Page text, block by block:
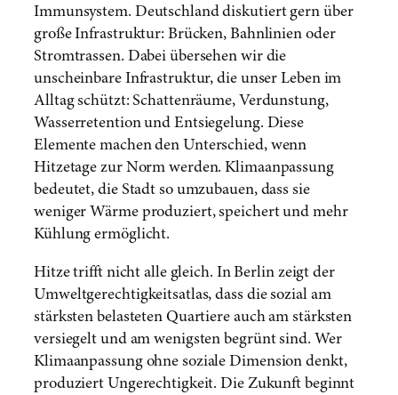
Immunsystem. Deutschland diskutiert gern über
große Infrastruktur: Brücken, Bahnlinien oder
Stromtrassen. Dabei übersehen wir die
unscheinbare Infrastruktur, die unser Leben im
Alltag schützt: Schattenräume, Verdunstung,
Wasserretention und Entsiegelung. Diese
Elemente machen den Unterschied, wenn
Hitzetage zur Norm werden. Klimaanpassung
bedeutet, die Stadt so umzubauen, dass sie
weniger Wärme produziert, speichert und mehr
Kühlung ermöglicht.
Hitze trifft nicht alle gleich. In Berlin zeigt der
Umweltgerechtigkeitsatlas, dass die sozial am
stärksten belasteten Quartiere auch am stärksten
versiegelt und am wenigsten begrünt sind. Wer
Klimaanpassung ohne soziale Dimension denkt,
produziert Ungerechtigkeit. Die Zukunft beginnt